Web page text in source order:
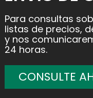
Para consultas
listas de precios,
y nos
24 horas.
CONSULTE